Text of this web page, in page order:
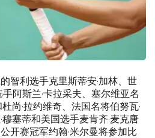
智利选手克里斯蒂安·加林、世
阿斯兰·卡拉采夫、塞尔维亚名
尚·拉约维奇、法国名将伯努瓦·
塞蒂和美国选手麦肯齐·麦克唐
开赛冠军约翰·米尔曼将参加比